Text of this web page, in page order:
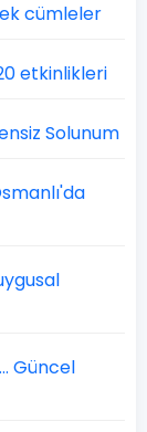
cümleler
etkinlikleri
Solunum
Güncel